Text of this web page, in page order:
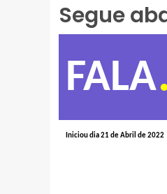
Segue
FALA
Iniciou dia 21 de Abril de 2022